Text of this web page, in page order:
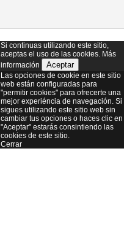
Si continuas utilizando este sitio,
aceptas el uso de las cookies. Más
información
Aceptar
Las opciones de cookie en este sitio
web están configuradas para
"permitir cookies" para ofrecerte una
mejor experiéncia de navegación. Si
sigues utilizando este sitio web sin
cambiar tus opciones o haces clic en
"Aceptar" estarás consintiendo las
cookies de este sitio.
Cerrar